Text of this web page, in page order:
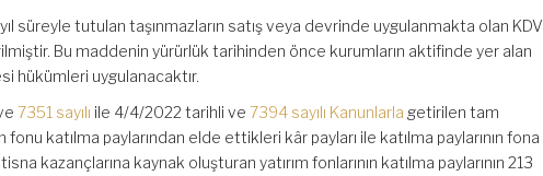
süreyle tutulan taşınmazların satış veya devrinde uygulanmakta olan KDV
Bu maddenin yürürlük tarihinden önce kurumların aktifinde yer alan
hükümleri uygulanacaktır.
7351 sayılı ile 4/4/2022 tarihli ve7394 sayılı Kanunlarla getirilen tam
katılma paylarından elde ettikleri kâr payları ile katılma paylarının fona
kazançlarına kaynak oluşturan yatırım fonlarının katılma paylarının 213